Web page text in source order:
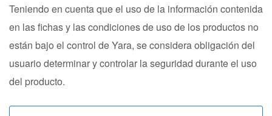
Teniendo en cuenta que el uso de la información contenida
en las fichas y las condiciones de uso de los productos no
están bajo el control de Yara, se considera obligación del
usuario determinar y controlar la seguridad durante el uso
del producto.